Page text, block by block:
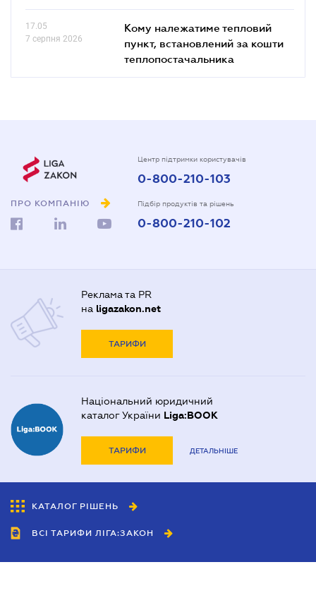
17.05
7 серпня 2026
Кому належатиме тепловий
пункт, встановлений за кошти
теплопостачальника
ПРО КОМПАНІЮ
Центр підтримки користувачів
0-800-210-103
Підбір продуктів та рішень
0-800-210-102
Реклама та PR
на ligazakon.net
ТАРИФИ
Національний юридичний
каталог України Liga:BOOK
ТАРИФИ ДЕТАЛЬНІШЕ
КАТАЛОГ РІШЕНЬ
ВСІ ТАРИФИ ЛІГА:ЗАКОН